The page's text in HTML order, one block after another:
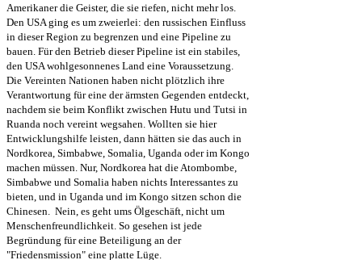
Amerikaner die Geister, die sie riefen, nicht mehr los.
Den USA ging es um zweierlei: den russischen Einfluss
in dieser Region zu begrenzen und eine Pipeline zu
bauen. Für den Betrieb dieser Pipeline ist ein stabiles,
den USA wohlgesonnenes Land eine Voraussetzung.
Die Vereinten Nationen haben nicht plötzlich ihre
Verantwortung für eine der ärmsten Gegenden entdeckt,
nachdem sie beim Konflikt zwischen Hutu und Tutsi in
Ruanda noch vereint wegsahen. Wollten sie hier
Entwicklungshilfe leisten, dann hätten sie das auch in
Nordkorea, Simbabwe, Somalia, Uganda oder im Kongo
machen müssen. Nur, Nordkorea hat die Atombombe,
Simbabwe und Somalia haben nichts Interessantes zu
bieten, und in Uganda und im Kongo sitzen schon die
Chinesen. Nein, es geht ums Ölgeschäft, nicht um
Menschenfreundlichkeit. So gesehen ist jede
Begründung für eine Beteiligung an der
"Friedensmission" eine platte Lüge.